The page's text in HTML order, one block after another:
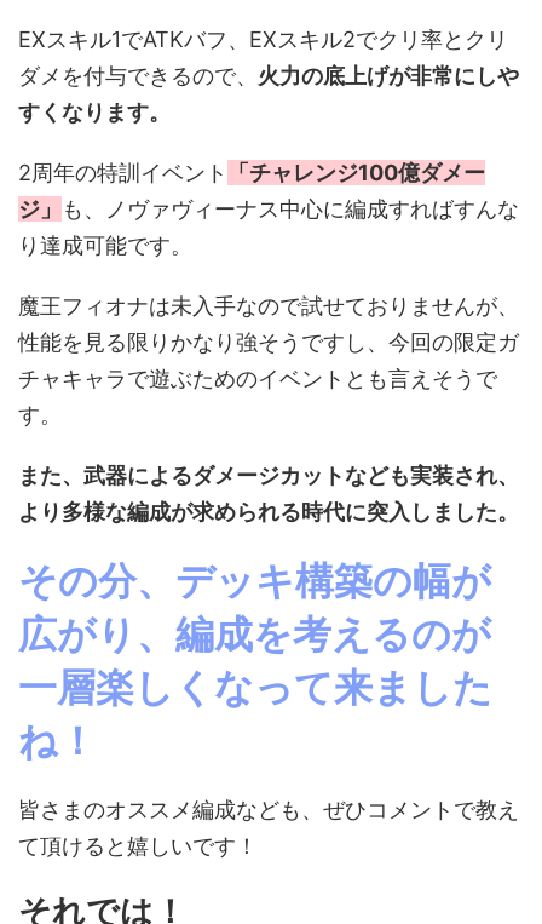
EXスキル1でATKバフ、EXスキル2でクリ率とクリ
ダメを付与できるので、 火力の底上げが非常にしや
すくなります。
2周年の特訓イベント
「チャレンジ100億ダメー
ジ」
も、ノヴァヴィーナス中心に編成すればすんな
り達成可能です。
魔王フィオナは未入手なので試せておりませんが、
性能を見る限りかなり強そうですし、今回の限定ガ
チャキャラで遊ぶためのイベントとも言えそうで
す。
また、武器によるダメージカットなども実装され、
より多様な編成が求められる時代に突入しました。
その分、デッキ構築の幅が
広がり、編成を考えるのが
一層楽しくなって来ました
ね！
皆さまのオススメ編成なども、ぜひコメントで教え
て頂けると嬉しいです！
それでは！